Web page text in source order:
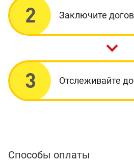
2 Заключите
3 Отслеживайте
Способы оплаты